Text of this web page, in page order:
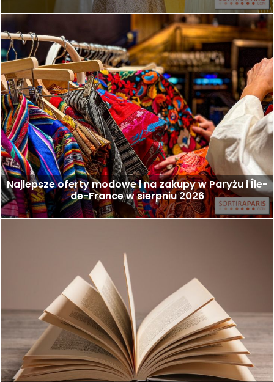
Najlepsze oferty modowe i na zakupy w Paryżu i Île-
de-France w sierpniu 2026